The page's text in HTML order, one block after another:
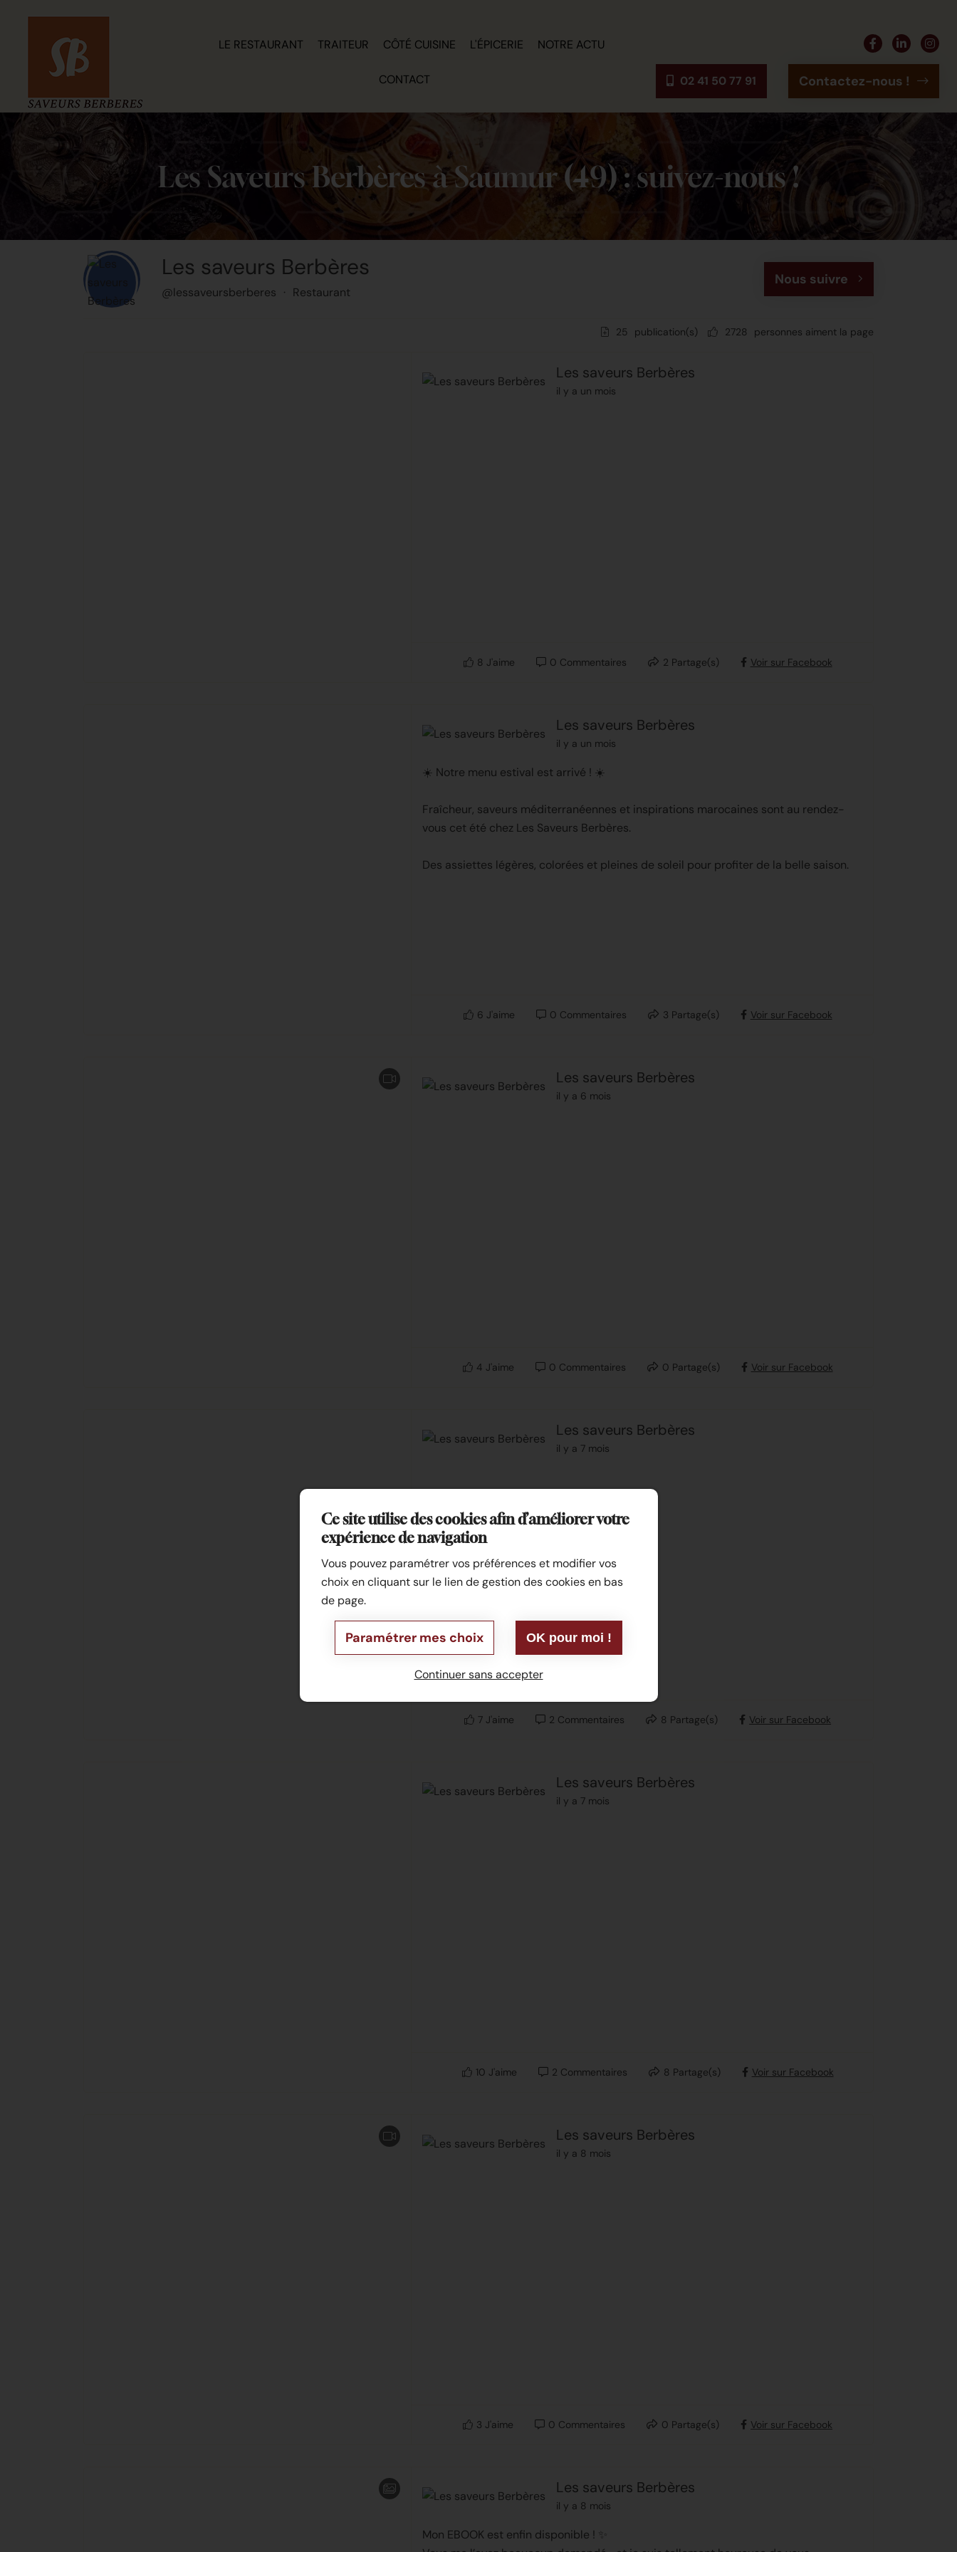
02 41 50 77 91
LE RESTAURANT TRAITEUR CÔTÉ CUISINE L'ÉPICERIE NOTRE ACTU
CONTACT Contactez-nous !
Les Saveurs Berbères à Saumur (49) : suivez-nous !
Les saveurs Berbères
@lessaveursberberes · Restaurant
Nous suivre
25 publication(s) 2728 personnes aiment la page
Les saveurs Berbères
il y a un mois
8 J'aime 0 Commentaires 2 Partage(s) Voir sur Facebook
Les saveurs Berbères
il y a un mois
☀️ Notre menu estival est arrivé ! ☀️
Fraîcheur, saveurs méditerranéennes et inspirations marocaines sont au rendez-
vous cet été chez Les Saveurs Berbères.
Des assiettes légères, colorées et pleines de soleil pour profiter de la belle saison.
6 J'aime 0 Commentaires 3 Partage(s) Voir sur Facebook
Les saveurs Berbères
il y a 6 mois
4 J'aime 0 Commentaires 0 Partage(s) Voir sur Facebook
Les saveurs Berbères
il y a 7 mois
7 J'aime 2 Commentaires 8 Partage(s) Voir sur Facebook
Les saveurs Berbères
il y a 7 mois
10 J'aime 2 Commentaires 8 Partage(s) Voir sur Facebook
Les saveurs Berbères
il y a 8 mois
3 J'aime 0 Commentaires 0 Partage(s) Voir sur Facebook
Les saveurs Berbères
il y a 8 mois
Mon EBOOK est enfin disponible ! ✨
Ce site utilise des cookies afin d’améliorer votre
expérience de navigation
Vous pouvez paramétrer vos préférences et modifier vos
choix en cliquant sur le lien de gestion des cookies en bas
de page.
Paramétrer mes choix OK pour moi !
Continuer sans accepter